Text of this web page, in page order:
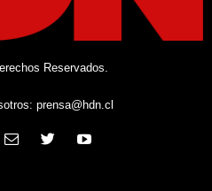
Reservados.
prensa@hdn.cl